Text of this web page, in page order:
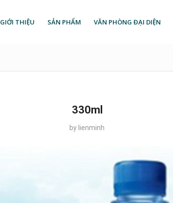
GIỚI THIỆU SẢN PHẨM VĂN PHÒNG ĐẠI DIỆN
330ml
by lienminh